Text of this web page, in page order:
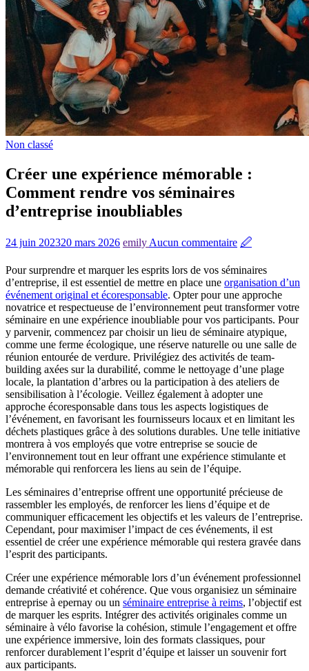
Non classé
Créer une expérience mémorable :
Comment rendre vos séminaires
d’entreprise inoubliables
24 juin 202320 mars 2026 emily Aucun commentaire 🖉
Pour surprendre et marquer les esprits lors de vos séminaires
d’entreprise, il est essentiel de mettre en place une organisation d’un
événement original et écoresponsable. Opter pour une approche
novatrice et respectueuse de l’environnement peut transformer votre
séminaire en une expérience inoubliable pour vos participants. Pour
y parvenir, commencez par choisir un lieu de séminaire atypique,
comme une ferme écologique, une réserve naturelle ou une salle de
réunion entourée de verdure. Privilégiez des activités de team-
building axées sur la durabilité, comme le nettoyage d’une plage
locale, la plantation d’arbres ou la participation à des ateliers de
sensibilisation à l’écologie. Veillez également à adopter une
approche écoresponsable dans tous les aspects logistiques de
l’événement, en favorisant les fournisseurs locaux et en limitant les
déchets plastiques grâce à des solutions durables. Une telle initiative
montrera à vos employés que votre entreprise se soucie de
l’environnement tout en leur offrant une expérience stimulante et
mémorable qui renforcera les liens au sein de l’équipe.
Les séminaires d’entreprise offrent une opportunité précieuse de
rassembler les employés, de renforcer les liens d’équipe et de
communiquer efficacement les objectifs et les valeurs de l’entreprise.
Cependant, pour maximiser l’impact de ces événements, il est
essentiel de créer une expérience mémorable qui restera gravée dans
l’esprit des participants.
Créer une expérience mémorable lors d’un événement professionnel
demande créativité et cohérence. Que vous organisiez un séminaire
entreprise à epernay ou un séminaire entreprise à reims, l’objectif est
de marquer les esprits. Intégrer des activités originales comme un
séminaire à vélo favorise la cohésion, stimule l’engagement et offre
une expérience immersive, loin des formats classiques, pour
renforcer durablement l’esprit d’équipe et laisser un souvenir fort
aux participants.